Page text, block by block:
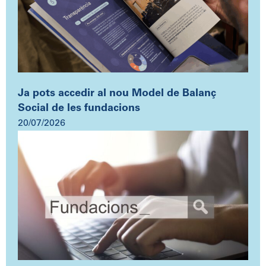
Ja pots accedir al nou Model de Balanç
Social de les fundacions
20/07/2026